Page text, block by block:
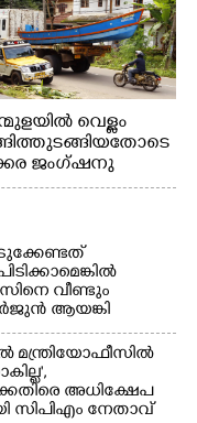
വെള്ളം
ജംഗ്ഷനു
വീണ്ടും
ആയങ്കി
മന്ത്രിയോഫീസിൽ
അധിക്ഷേപ
സിപിഎം നേതാവ്‌